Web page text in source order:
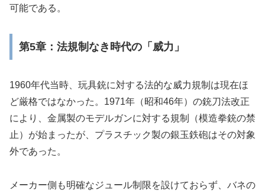
可能である。
第5章：法規制なき時代の「威力」
1960年代当時、玩具銃に対する法的な威力規制は現在ほ
ど厳格ではなかった。1971年（昭和46年）の銃刀法改正
により、金属製のモデルガンに対する規制（模造拳銃の禁
止）が始まったが、プラスチック製の銀玉鉄砲はその対象
外であった。
メーカー側も明確なジュール制限を設けておらず、バネの